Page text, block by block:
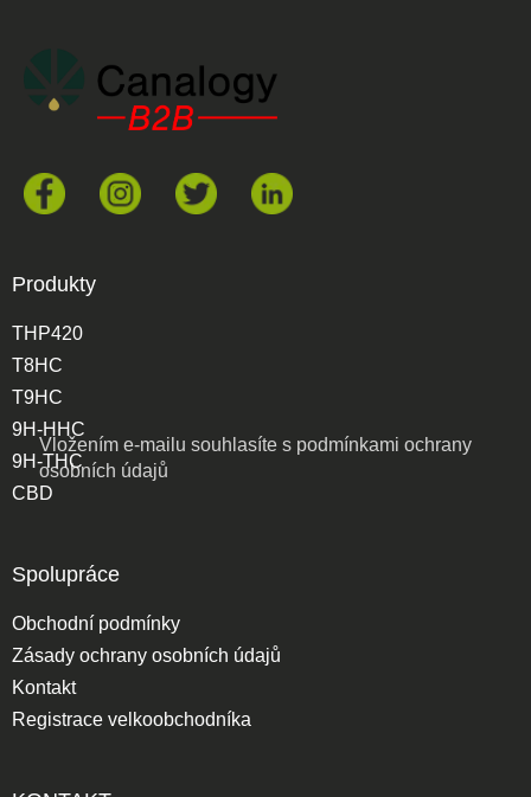
Vložením e-mailu souhlasíte s podmínkami ochrany
osobních údajů
Produkty
THP420
T8HC
T9HC
9H-HHC
9H-THC
CBD
Spolupráce
Obchodní podmínky
Zásady ochrany osobních údajů
Kontakt
Registrace velkoobchodníka